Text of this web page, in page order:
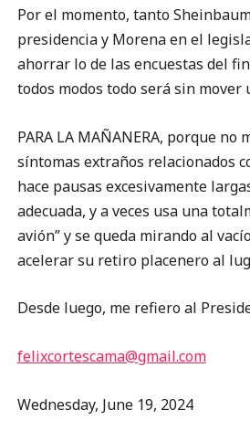
Por el momento, tanto
presidencia y Morena en el
ahorrar lo de las encuestas del
todos modos todo será sin mover
PARA LA MAÑANERA, porque
síntomas extraños relacionados
hace pausas excesivamente
adecuada, y a veces usa una
avión” y se queda mirando al
acelerar su retiro placenero al
Desde luego, me refiero al
felixcortescama@gmail.com
Wednesday, June 19, 2024